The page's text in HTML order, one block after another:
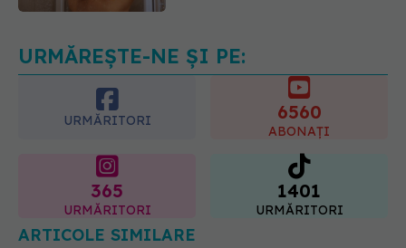
URMĂREȘTE-NE ȘI PE:
URMĂRITORI 6560
ABONAȚI
365
URMĂRITORI
1401
URMĂRITORI
ARTICOLE SIMILARE